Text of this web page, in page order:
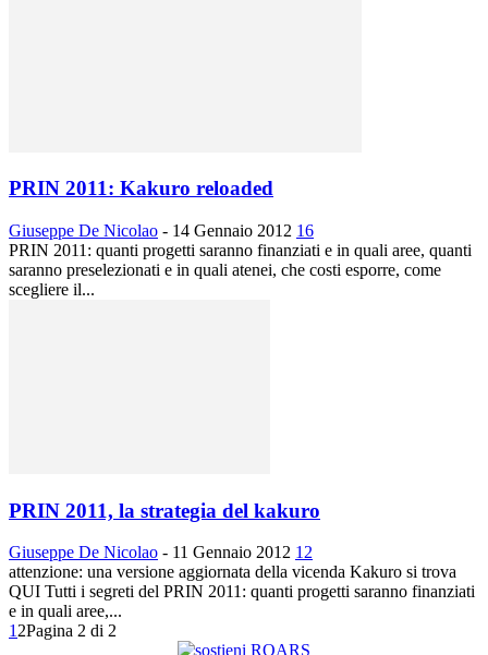
PRIN 2011: Kakuro reloaded
Giuseppe De Nicolao - 14 Gennaio 2012 16
PRIN 2011: quanti progetti saranno finanziati e in quali aree, quanti
saranno preselezionati e in quali atenei, che costi esporre, come
scegliere il...
PRIN 2011, la strategia del kakuro
Giuseppe De Nicolao - 11 Gennaio 2012 12
attenzione: una versione aggiornata della vicenda Kakuro si trova
QUI Tutti i segreti del PRIN 2011: quanti progetti saranno finanziati
e in quali aree,...
1 2Pagina 2 di 2